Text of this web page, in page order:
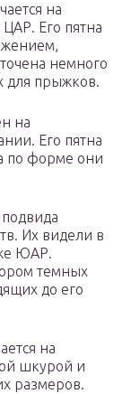
на
Его пятна
немного
для прыжков.
на
Его пятна
по форме они
Их видели в
ЮАР.
темных
до его
на
шкурой и
размеров.